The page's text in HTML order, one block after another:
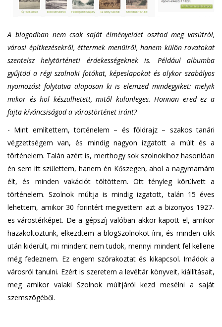
A blogodban nem csak saját élményeidet osztod meg vasútról,
városi építkezésekről, éttermek menüiről, hanem külön rovatokat
szentelsz helytörténeti érdekességeknek is. Például albumba
gyűjtöd a régi szolnoki fotókat, képeslapokat és olykor szabályos
nyomozást folytatva alaposan ki is elemzed mindegyiket: melyik
mikor és hol készülhetett, mitől különleges. Honnan ered ez a
fajta kíváncsiságod a várostörténet iránt?
- Mint említettem, történelem – és földrajz – szakos tanári
végzettségem van, és mindig nagyon izgatott a múlt és a
történelem. Talán azért is, merthogy sok szolnokihoz hasonlóan
én sem itt születtem, hanem én Kőszegen, ahol a nagymamám
élt, és minden vakációt töltöttem. Ott tényleg körülvett a
történelem. Szolnok múltja is mindig izgatott, talán 15 éves
lehettem, amikor 30 forintért megvettem azt a bizonyos 1927-
es várostérképet. De a gépszíj valóban akkor kapott el, amikor
hazaköltöztünk, elkezdtem a blogSzolnokot írni, és minden cikk
után kiderült, mi mindent nem tudok, mennyi mindent fel kellene
még fedeznem. Ez engem szórakoztat és kikapcsol. Imádok a
városról tanulni. Ezért is szeretem a levéltár könyveit, kiállításait,
meg amikor valaki Szolnok múltjáról kezd mesélni a saját
szemszögéből.